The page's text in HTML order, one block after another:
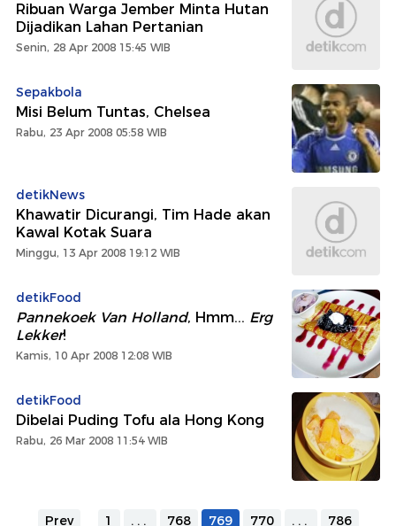
Ribuan Warga Jember Minta Hutan
Dijadikan Lahan Pertanian
Senin, 28 Apr 2008 15:45 WIB
Sepakbola
Misi Belum Tuntas, Chelsea
Rabu, 23 Apr 2008 05:58 WIB
detikNews
Khawatir Dicurangi, Tim Hade akan
Kawal Kotak Suara
Minggu, 13 Apr 2008 19:12 WIB
detikFood
Pannekoek Van Holland, Hmm... Erg
Lekker!
Kamis, 10 Apr 2008 12:08 WIB
detikFood
Dibelai Puding Tofu ala Hong Kong
Rabu, 26 Mar 2008 11:54 WIB
Prev 1 ... 768 769 770 ... 786